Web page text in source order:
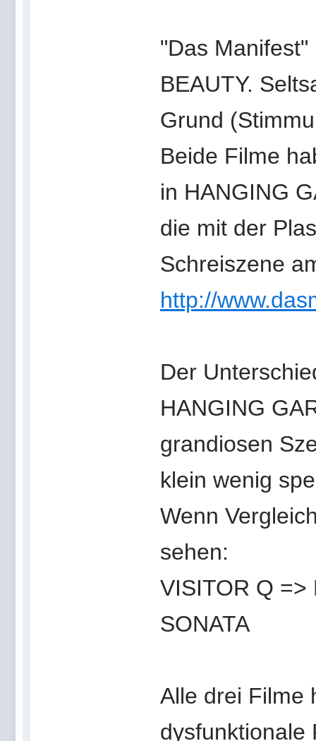
"Das Manifest"
BEAUTY.
Grund
Beide Filme
in HANGING
die mit der
Schreiszene
http://
Der
HANGING
grandiosen
klein wenig
Wenn
sehen:
VISITOR Q =>
SONATA
Alle drei Filme
dysfunktionale